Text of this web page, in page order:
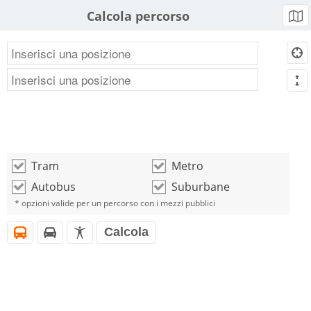
Calcola percorso b
d
m
o Tram o Metro
o Autobus o Suburbane
* opzioni valide per un percorso con i mezzi pubblici
i h l Calcola